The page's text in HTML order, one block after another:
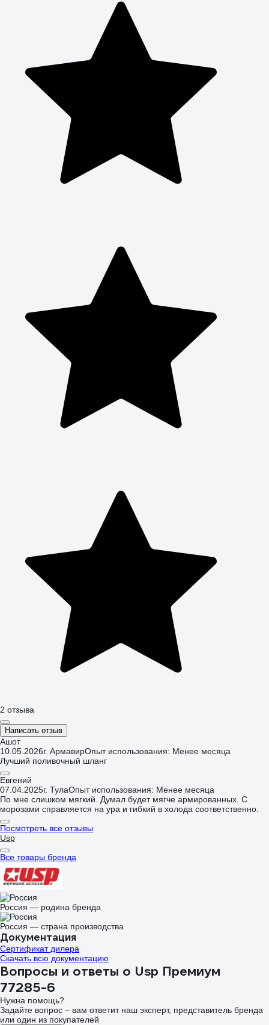
2 отзыва
Написать отзыв
Ашот
10.05.2026г. АрмавирОпыт использования: Менее месяца
Лучший поливочный шланг
Евгений
07.04.2025г. ТулаОпыт использования: Менее месяца
По мне слишком мягкий. Думал будет мягче армированных. С
морозами справляется на ура и гибкий в холода соответственно.
Посмотреть все отзывы
Usp
Все товары бренда
Россия — родина бренда
Россия — страна производства
Документация
Сертификат дилера
Скачать всю документацию
Вопросы и ответы о Usp Премиум
77285-6
Нужна помощь?
Задайте вопрос – вам ответит наш эксперт, представитель бренда
или один из покупателей